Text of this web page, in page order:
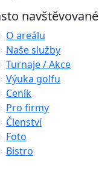
navštěvované
O areálu
Naše služby
Turnaje / Akce
Výuka golfu
Ceník
Pro firmy
Členství
Foto
Bistro